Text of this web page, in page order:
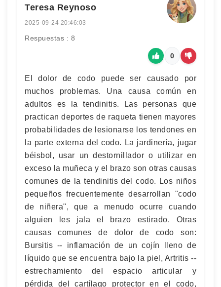
Teresa Reynoso
2025-09-24 20:46:03
Respuestas : 8
0
El dolor de codo puede ser causado por
muchos problemas. Una causa común en
adultos es la tendinitis. Las personas que
practican deportes de raqueta tienen mayores
probabilidades de lesionarse los tendones en
la parte externa del codo. La jardinería, jugar
béisbol, usar un destornillador o utilizar en
exceso la muñeca y el brazo son otras causas
comunes de la tendinitis del codo. Los niños
pequeños frecuentemente desarrollan "codo
de niñera", que a menudo ocurre cuando
alguien les jala el brazo estirado. Otras
causas comunes de dolor de codo son:
Bursitis -- inflamación de un cojín lleno de
líquido que se encuentra bajo la piel, Artritis --
estrechamiento del espacio articular y
pérdida del cartílago protector en el codo,